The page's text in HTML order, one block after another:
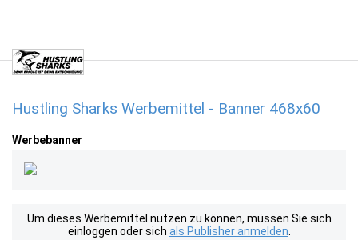
Hustling Sharks Werbemittel - Banner 468x60
Werbebanner
Um dieses Werbemittel nutzen zu können, müssen Sie sich
einloggen oder sich als Publisher anmelden